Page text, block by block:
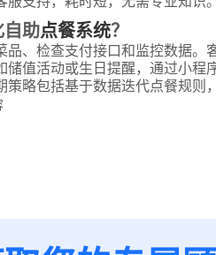
助点餐系统？
品、检查支付接口和监控数据
储值活动或生日提醒，通过小
策略包括基于数据迭代点餐规则